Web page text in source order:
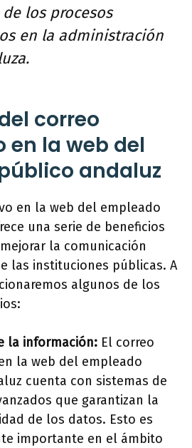
los procesos
en la administración
correo
en la web del
andaluz
en la web del empleado
una serie de beneficios
la comunicación
las instituciones públicas. A
algunos de los
la información: El correo
la web del empleado
cuenta con sistemas de
que garantizan la
de los datos. Esto es
importante en el ámbito